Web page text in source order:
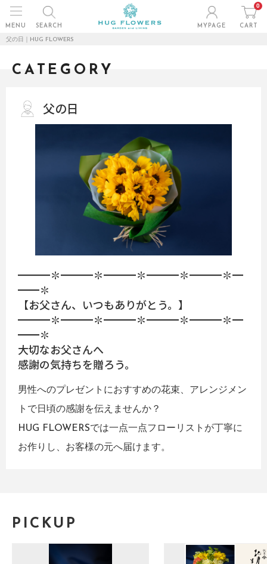
MENU SEARCH MYPAGE
0
CART
父の日｜HUG FLOWERS
CATEGORY
父の日
━━━✽━━━✽━━━✽━━━✽━━━✽━
━━✽
【お父さん、いつもありがとう。】
━━━✽━━━✽━━━✽━━━✽━━━✽━
━━✽
大切なお父さんへ
感謝の気持ちを贈ろう。
男性へのプレゼントにおすすめの花束、アレンジメン
トで日頃の感謝を伝えませんか？
HUG FLOWERSでは一点一点フローリストが丁寧に
お作りし、お客様の元へ届けます。
PICKUP